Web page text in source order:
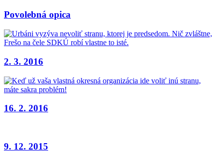
Povolebná opica
2. 3. 2016
16. 2. 2016
9. 12. 2015